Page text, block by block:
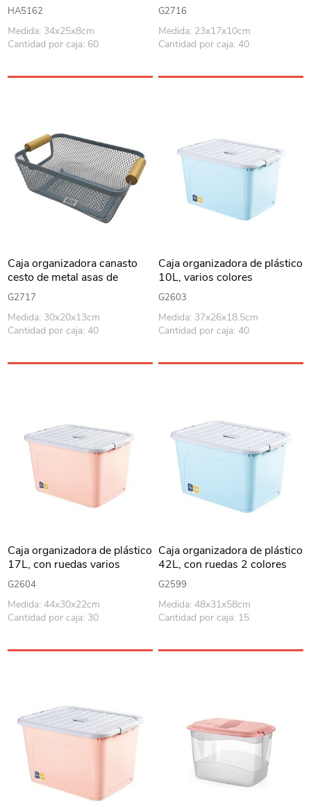
HA5162
Medida: 34x25x8cm
Cantidad por caja: 60
madera, varios colores
G2716
Medida: 23x17x10cm
Cantidad por caja: 40
Caja organizadora canasto
cesto de metal asas de
madera, varios colores
G2717
Medida: 30x20x13cm
Cantidad por caja: 40
Caja organizadora de plástico
10L, varios colores
G2603
Medida: 37x26x18.5cm
Cantidad por caja: 40
Caja organizadora de plástico
17L, con ruedas varios
colores
G2604
Medida: 44x30x22cm
Cantidad por caja: 30
Caja organizadora de plástico
42L, con ruedas 2 colores
G2599
Medida: 48x31x58cm
Cantidad por caja: 15